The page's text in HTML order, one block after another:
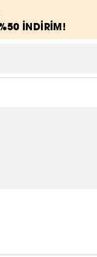
İNDİRİM!